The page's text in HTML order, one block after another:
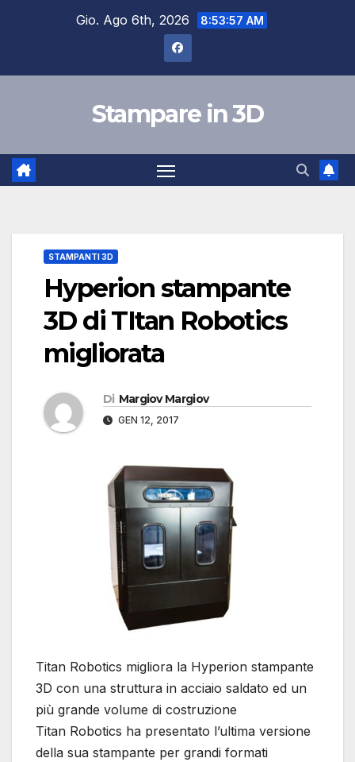
Gio. Ago 6th, 2026 8:53:58 AM
Stampare in 3D
STAMPANTI 3D
Hyperion stampante
3D di TItan Robotics
migliorata
Di Margiov Margiov
GEN 12, 2017
Titan Robotics migliora la Hyperion stampante
3D con una struttura in acciaio saldato ed un
più grande volume di costruzione
Titan Robotics ha presentato l’ultima versione
della sua stampante per grandi formati